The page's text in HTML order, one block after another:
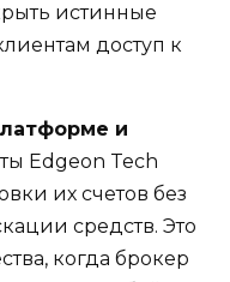
истинные
доступ к
и
Edgeon Tech
их счетов без
средств. Это
когда брокер